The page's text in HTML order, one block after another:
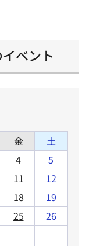
ベント
金
土
4
5
11
12
18
19
25
26